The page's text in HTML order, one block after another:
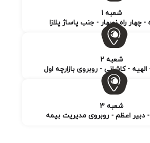
شعبه 1
- چهار راه نوبهار - جنب پاساژ پلازا
شعبه 2
الهیه - کاشانی - روبروی بازارچه اول
شعبه 3
- دبیر اعظم - روبروی مدیریت بیمه